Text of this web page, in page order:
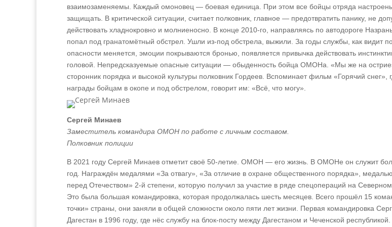
взаимозаменяемы. Каждый омоновец — боевая единица. При этом все бойцы отряда
защищать. В критической ситуации, считает полковник, главное — предотвратить панику, не
действовать хладнокровно и молниеносно. В конце 2010‑го, направляясь по автодороге
попал под гранатомётный обстрел. Ушли из-под обстрела, выжили. За годы службы, как видит
опасности меняется, эмоции покрываются бронью, появляется привычка действовать
головой. Непредсказуемые опасные ситуации — обыденность бойца ОМОНа. «Мы же на
сторонник порядка и высокой культуры полковник Гордеев. Вспоминает фильм «Горячий снег»,
награды бойцам в окопе и под обстрелом, говорит им: «Всё, что могу».
Сергей Минаев
Заместитель командира ОМОН по работе с личным составом.
Полковник полиции
В 2021 году Сергей Минаев отметит своё 50‑летие. ОМОН — его жизнь. В ОМОНе он служит
год. Награждён медалями «За отвагу», «За отличие в охране общественного порядка»,
перед Отечеством» 2-й степени, которую получил за участие в ряде спецопераций на Северном
Это была большая командировка, которая продолжалась шесть месяцев. Всего прошёл 15
точки» страны, они заняли в общей сложности около пяти лет жизни. Первая командировка
Дагестан в 1996 году, где нёс службу на блок-посту между Дагестаном и Чеченской